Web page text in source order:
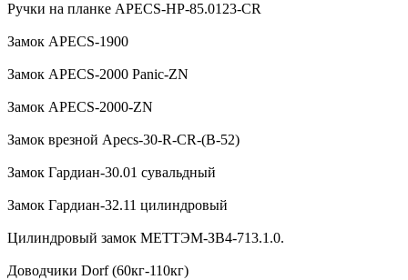
Ручки на планке APECS-HP-85.0123-CR
Замок APECS-1900
Замок APECS-2000 Panic-ZN
Замок APECS-2000-ZN
Замок врезной Apecs-30-R-CR-(B-52)
Замок Гардиан-30.01 сувальдный
Замок Гардиан-32.11 цилиндровый
Цилиндровый замок МЕТТЭМ-ЗВ4-713.1.0.
Доводчики Dorf (60кг-110кг)